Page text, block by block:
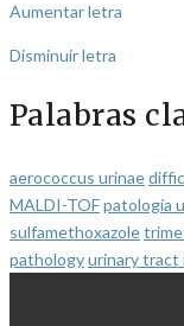
Aumentar letra
Disminuir letra
Palabras
aerococcus urinae
MALDI-TOFpatología
sulfamethoxazole
pathologyurinary tract